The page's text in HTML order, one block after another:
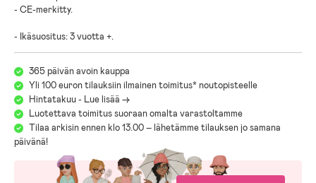
- CE-merkitty.
- Ikäsuositus: 3 vuotta +.
365 päivän avoin kauppa
Yli 100 euron tilauksiin ilmainen toimitus* noutopisteelle
Hintatakuu - Lue lisää ->
Luotettava toimitus suoraan omalta varastoltamme
Tilaa arkisin ennen klo 13.00 – lähetämme tilauksen jo samana
päivänä!